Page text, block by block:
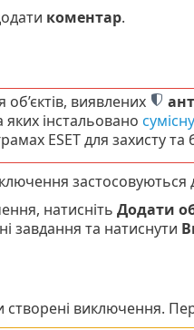
коментар.
виявлених
інстальовано
ESET для захисту та
застосовуються
натисніть Додати
завдання та натиснути
створені виключення.